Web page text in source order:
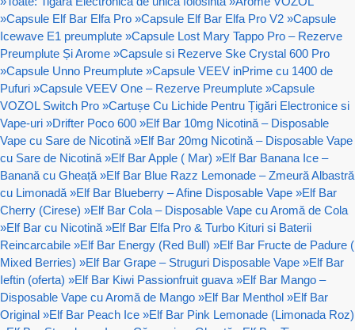
»Capsule Elf Bar Elfa Pro »Capsule Elf Bar Elfa Pro V2 »Capsule
Icewave E1 preumplute »Capsule Lost Mary Tappo Pro – Rezerve
Preumplute Și Arome »Capsule si Rezerve Ske Crystal 600 Pro
»Capsule Unno Preumplute »Capsule VEEV inPrime cu 1400 de
Pufuri »Capsule VEEV One – Rezerve Preumplute »Capsule
VOZOL Switch Pro »Cartușe Cu Lichide Pentru Țigări Electronice si
Vape-uri »Drifter Poco 600 »Elf Bar 10mg Nicotină – Disposable
Vape cu Sare de Nicotină »Elf Bar 20mg Nicotină – Disposable Vape
cu Sare de Nicotină »Elf Bar Apple ( Mar) »Elf Bar Banana Ice –
Banană cu Gheață »Elf Bar Blue Razz Lemonade – Zmeură Albastră
cu Limonadă »Elf Bar Blueberry – Afine Disposable Vape »Elf Bar
Cherry (Cirese) »Elf Bar Cola – Disposable Vape cu Aromă de Cola
»Elf Bar cu Nicotină »Elf Bar Elfa Pro & Turbo Kituri si Baterii
Reincarcabile »Elf Bar Energy (Red Bull) »Elf Bar Fructe de Padure (
Mixed Berries) »Elf Bar Grape – Struguri Disposable Vape »Elf Bar
Ieftin (oferta) »Elf Bar Kiwi Passionfruit guava »Elf Bar Mango –
Disposable Vape cu Aromă de Mango »Elf Bar Menthol »Elf Bar
Original »Elf Bar Peach Ice »Elf Bar Pink Lemonade (Limonada Roz)